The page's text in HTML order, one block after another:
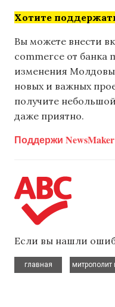
Хотите
Вы можете внести
commerce от банка
изменения
новых и важных
получите
даже приятно.
Поддержи
Если вы нашли
главная